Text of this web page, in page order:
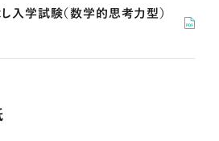
入学試験（数学的思考力型）